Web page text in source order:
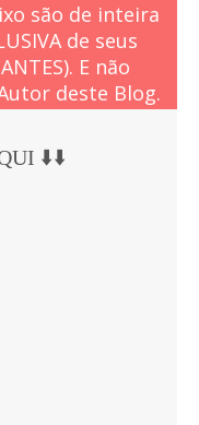
são de inteira
de seus
E não
deste Blog.
⬇️⬇️